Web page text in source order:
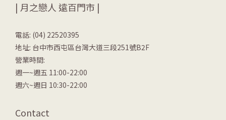
| 月之戀人 遠百門市 |
電話: (04) 22520395
地址: 台中市西屯區台灣大道三段251號B2F
營業時間:
週一~週五 11:00-22:00
週六~週日 10:30-22:00
Contact